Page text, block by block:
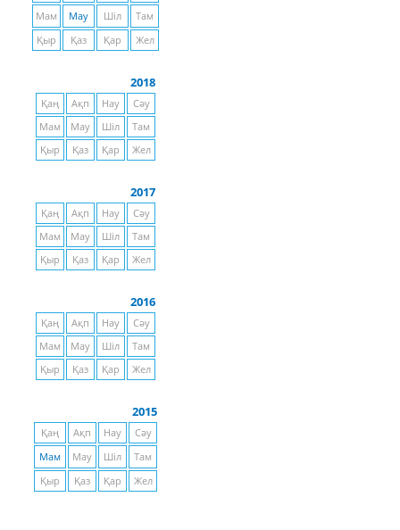
Мам Мау Шіл
Там
Қыр
Қаз Қар Жел
2018
Қаң Ақп Нау
Сәу
Мам
Мау Шіл
Там
Қыр
Қаз Қар Жел
2017
Қаң Ақп Нау
Сәу
Мам
Мау Шіл
Там
Қыр
Қаз Қар Жел
2016
Қаң Ақп Нау
Сәу
Мам
Мау Шіл
Там
Қыр
Қаз Қар Жел
2015
Қаң Ақп Нау
Сәу
Мам
Мау Шіл
Там
Қыр
Қаз Қар Жел